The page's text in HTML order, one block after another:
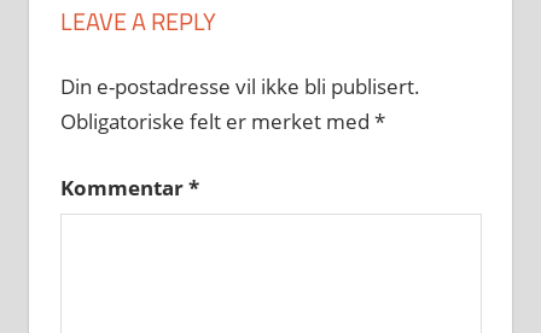
LEAVE A REPLY
Din e-postadresse vil ikke bli publisert.
Obligatoriske felt er merket med *
Kommentar*